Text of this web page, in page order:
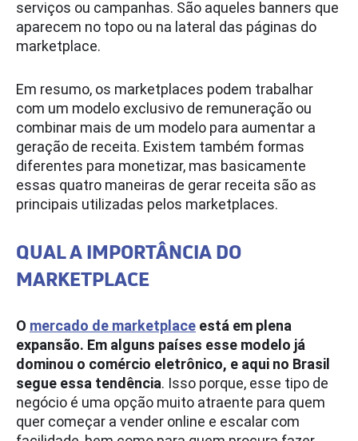
serviços ou campanhas. São aqueles banners que
aparecem no topo ou na lateral das páginas do
marketplace.
Em resumo, os marketplaces podem trabalhar
com um modelo exclusivo de remuneração ou
combinar mais de um modelo para aumentar a
geração de receita. Existem também formas
diferentes para monetizar, mas basicamente
essas quatro maneiras de gerar receita são as
principais utilizadas pelos marketplaces.
QUAL A IMPORTÂNCIA DO
MARKETPLACE
O mercado de marketplace está em plena
expansão. Em alguns países esse modelo já
dominou o comércio eletrônico, e aqui no Brasil
segue essa tendência. Isso porque, esse tipo de
negócio é uma opção muito atraente para quem
quer começar a vender online e escalar com